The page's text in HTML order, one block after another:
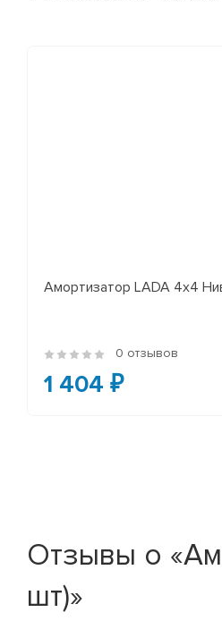
Амортизатор LADA 4x4
0 отзывов
1 404 ₽
Отзывы о
шт)»